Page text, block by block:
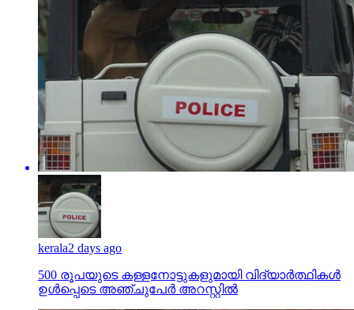
kerala2 days ago
500 രൂപയുടെ കള്ളനോട്ടുകളുമായി വിദ്യാര്‍ത്ഥികള്‍
ഉള്‍പ്പെടെ അഞ്ചുപേര്‍ അറസ്റ്റില്‍